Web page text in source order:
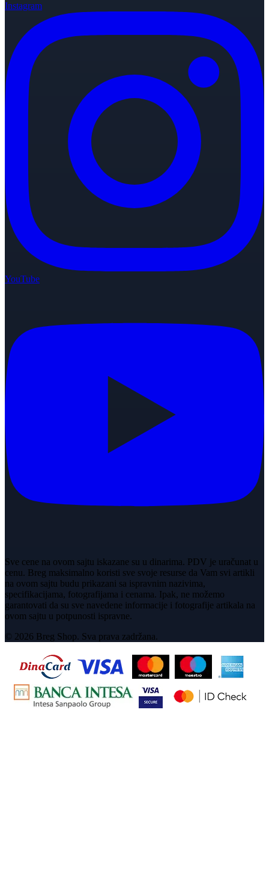
Instagram
YouTube
Sve cene na ovom sajtu iskazane su u dinarima. PDV je uračunat u
cenu. Breg maksimalno koristi sve svoje resurse da Vam svi artikli
na ovom sajtu budu prikazani sa ispravnim nazivima,
specifikacijama, fotografijama i cenama. Ipak, ne možemo
garantovati da su sve navedene informacije i fotografije artikala na
ovom sajtu u potpunosti ispravne.
© 2026 Breg Shop. Sva prava zadržana.